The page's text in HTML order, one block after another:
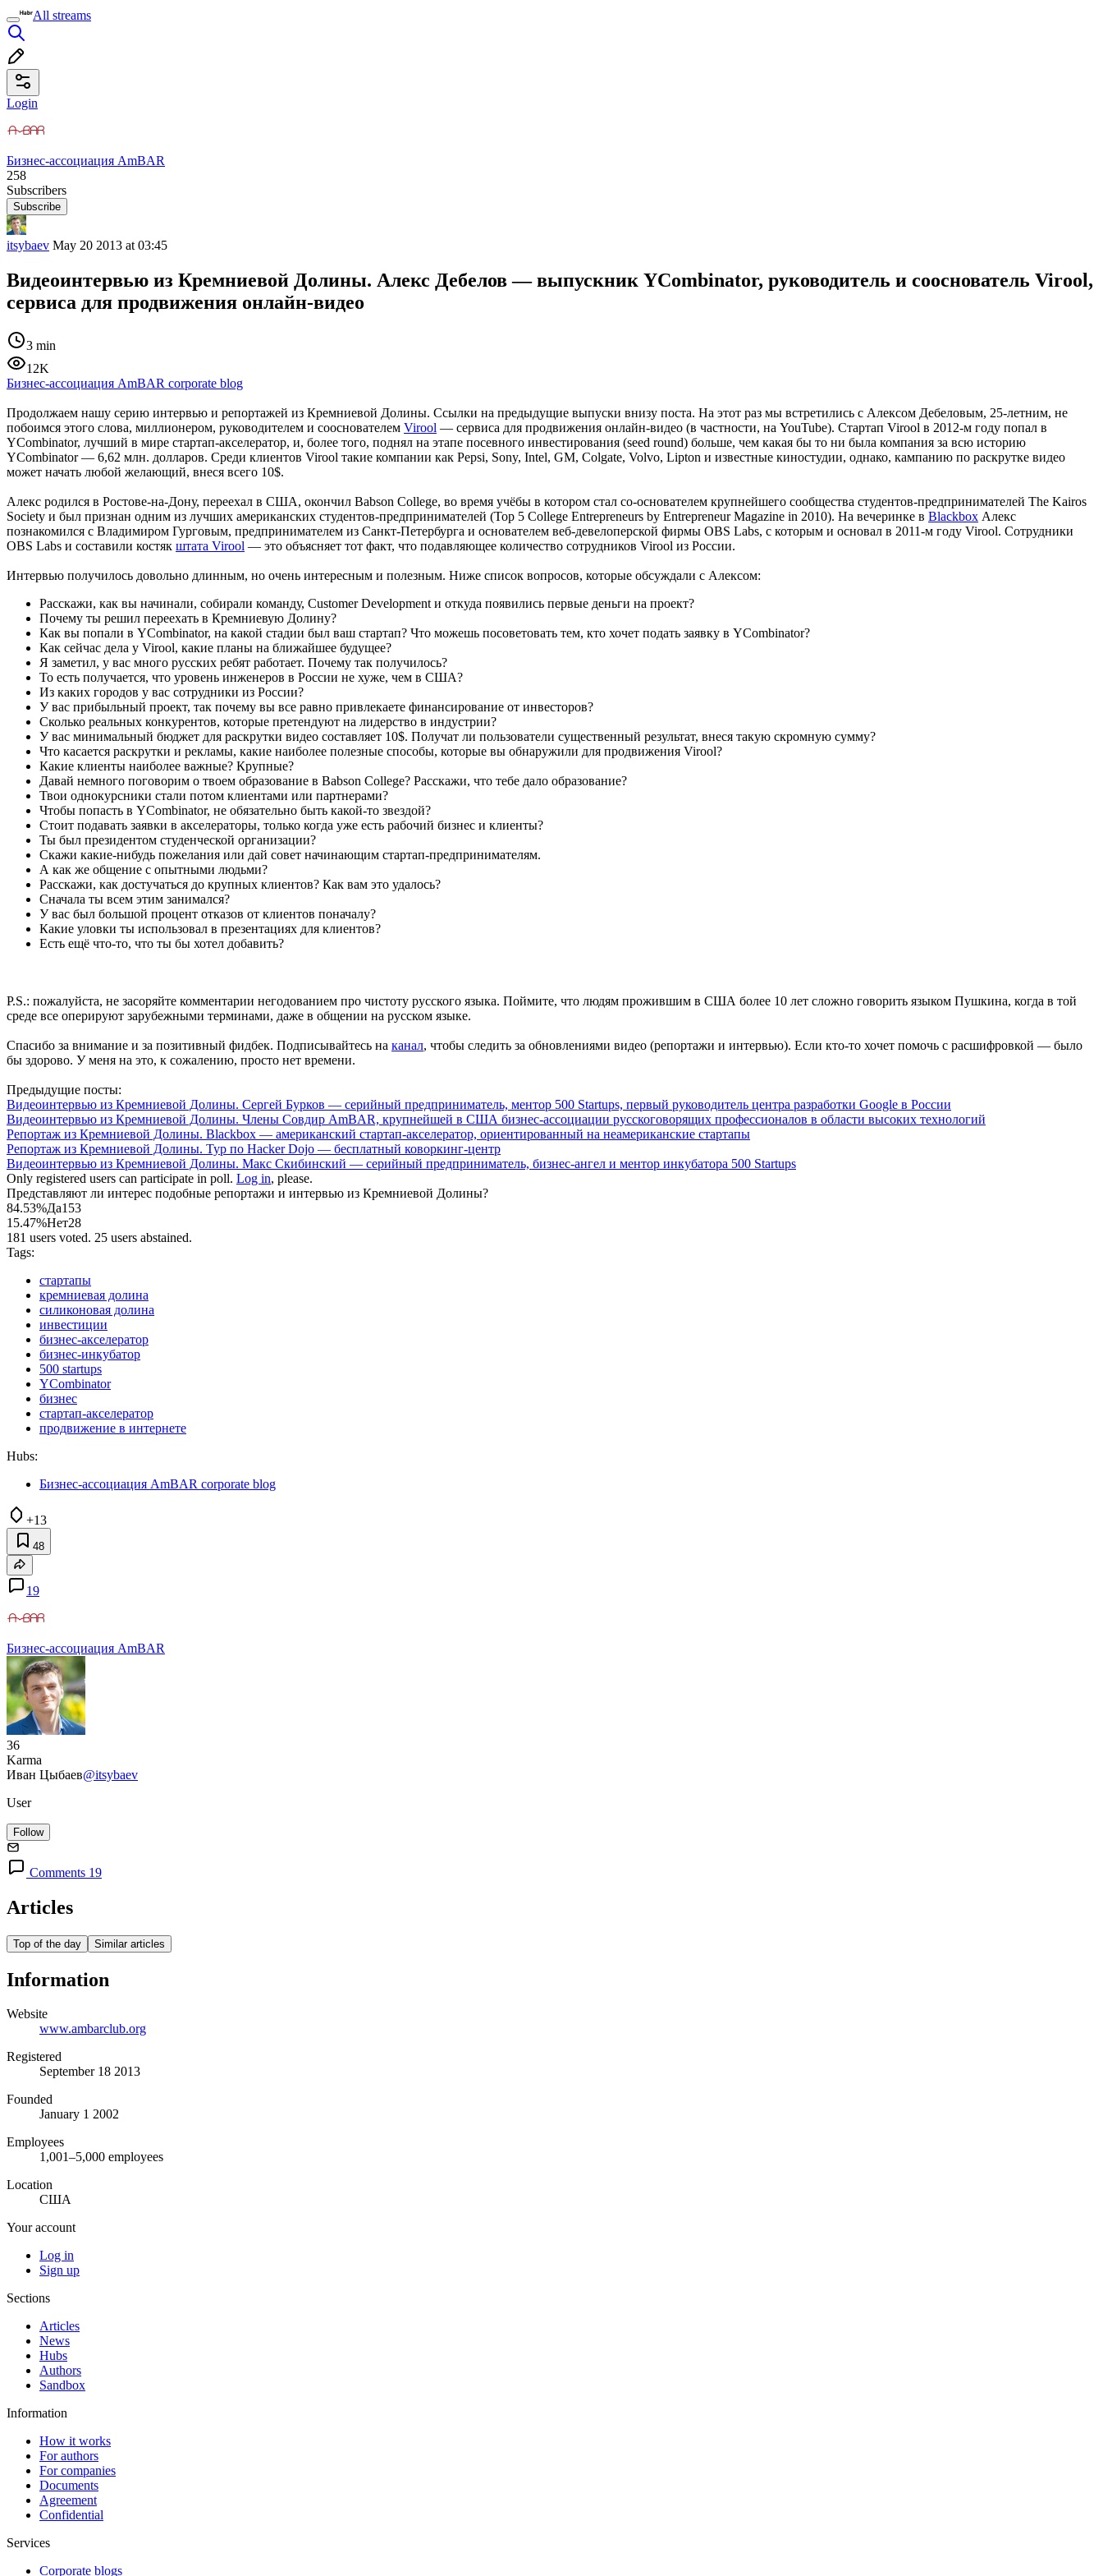
All streams
Login
Бизнес-ассоциация AmBAR
258
Subscribers
Subscribe
itsybaev May 20 2013 at 03:45
Видеоинтервью из Кремниевой Долины. Алекс Дебелов — выпускник YCombinator, руководитель и сооснователь Virool,
сервиса для продвижения онлайн-видео
3 min
12K
Бизнес-ассоциация AmBAR corporate blog
Продолжаем нашу серию интервью и репортажей из Кремниевой Долины. Ссылки на предыдущие выпуски внизу поста. На этот раз мы встретились с Алексом Дебеловым, 25-летним, не
побоимся этого слова, миллионером, руководителем и сооснователем Virool — сервиса для продвижения онлайн-видео (в частности, на YouTube). Стартап Virool в 2012-м году попал в
YCombinator, лучший в мире стартап-акселератор, и, более того, поднял на этапе посевного инвестирования (seed round) больше, чем какая бы то ни была компания за всю историю
YCombinator — 6,62 млн. долларов. Среди клиентов Virool такие компании как Pepsi, Sony, Intel, GM, Colgate, Volvo, Lipton и известные киностудии, однако, кампанию по раскрутке видео
может начать любой желающий, внеся всего 10$.
Алекс родился в Ростове-на-Дону, переехал в США, окончил Babson College, во время учёбы в котором стал со-основателем крупнейшего сообщества студентов-предпринимателей The Kairos
Society и был признан одним из лучших американских студентов-предпринимателей (Top 5 College Entrepreneurs by Entrepreneur Magazine in 2010). На вечеринке в Blackbox Алекс
познакомился с Владимиром Гурговым, предпринимателем из Санкт-Петербурга и основателем веб-девелоперской фирмы OBS Labs, с которым и основал в 2011-м году Virool. Сотрудники
OBS Labs и составили костяк штата Virool — это объясняет тот факт, что подавляющее количество сотрудников Virool из России.
Интервью получилось довольно длинным, но очень интересным и полезным. Ниже список вопросов, которые обсуждали с Алексом:
Расскажи, как вы начинали, собирали команду, Customer Development и откуда появились первые деньги на проект?
Почему ты решил переехать в Кремниевую Долину?
Как вы попали в YCombinator, на какой стадии был ваш стартап? Что можешь посоветовать тем, кто хочет подать заявку в YCombinator?
Как сейчас дела у Virool, какие планы на ближайшее будущее?
Я заметил, у вас много русских ребят работает. Почему так получилось?
То есть получается, что уровень инженеров в России не хуже, чем в США?
Из каких городов у вас сотрудники из России?
У вас прибыльный проект, так почему вы все равно привлекаете финансирование от инвесторов?
Сколько реальных конкурентов, которые претендуют на лидерство в индустрии?
У вас минимальный бюджет для раскрутки видео составляет 10$. Получат ли пользователи существенный результат, внеся такую скромную сумму?
Что касается раскрутки и рекламы, какие наиболее полезные способы, которые вы обнаружили для продвижения Virool?
Какие клиенты наиболее важные? Крупные?
Давай немного поговорим о твоем образование в Babson College? Расскажи, что тебе дало образование?
Твои однокурсники стали потом клиентами или партнерами?
Чтобы попасть в YCombinator, не обязательно быть какой-то звездой?
Стоит подавать заявки в акселераторы, только когда уже есть рабочий бизнес и клиенты?
Ты был президентом студенческой организации?
Скажи какие-нибудь пожелания или дай совет начинающим стартап-предпринимателям.
А как же общение с опытными людьми?
Расскажи, как достучаться до крупных клиентов? Как вам это удалось?
Сначала ты всем этим занимался?
У вас был большой процент отказов от клиентов поначалу?
Какие уловки ты использовал в презентациях для клиентов?
Есть ещё что-то, что ты бы хотел добавить?
P.S.: пожалуйста, не засоряйте комментарии негодованием про чистоту русского языка. Поймите, что людям прожившим в США более 10 лет сложно говорить языком Пушкина, когда в той
среде все оперируют зарубежными терминами, даже в общении на русском языке.
Спасибо за внимание и за позитивный фидбек. Подписывайтесь на канал, чтобы следить за обновлениями видео (репортажи и интервью). Если кто-то хочет помочь с расшифровкой — было
бы здорово. У меня на это, к сожалению, просто нет времени.
Предыдущие посты:
Видеоинтервью из Кремниевой Долины. Сергей Бурков — серийный предприниматель, ментор 500 Startups, первый руководитель центра разработки Google в России
Видеоинтервью из Кремниевой Долины. Члены Совдир AmBAR, крупнейшей в США бизнес-ассоциации русскоговорящих профессионалов в области высоких технологий
Репортаж из Кремниевой Долины. Blackbox — американский стартап-акселератор, ориентированный на неамериканские стартапы
Репортаж из Кремниевой Долины. Тур по Hacker Dojo — бесплатный коворкинг-центр
Видеоинтервью из Кремниевой Долины. Макс Скибинский — серийный предприниматель, бизнес-ангел и ментор инкубатора 500 Startups
Only registered users can participate in poll. Log in, please.
Представляют ли интерес подобные репортажи и интервью из Кремниевой Долины?
84.53%Да153
15.47%Нет28
181 users voted. 25 users abstained.
Tags:
стартапы
кремниевая долина
силиконовая долина
инвестиции
бизнес-акселератор
бизнес-инкубатор
500 startups
YCombinator
бизнес
стартап-акселератор
продвижение в интернете
Hubs:
Бизнес-ассоциация AmBAR corporate blog
+13
48
19
Бизнес-ассоциация AmBAR
36
Karma
Иван Цыбаев@itsybaev
User
Follow
Comments 19
Articles
Top of the day Similar articles
Information
Website
www.ambarclub.org
Registered
September 18 2013
Founded
January 1 2002
Employees
1,001–5,000 employees
Location
США
Your account
Log in
Sign up
Sections
Articles
News
Hubs
Authors
Sandbox
Information
How it works
For authors
For companies
Documents
Agreement
Confidential
Services
Corporate blogs